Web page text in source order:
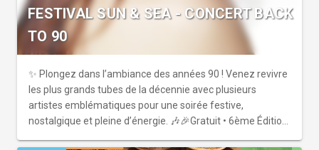
FESTIVAL SUN & SEA - CONCERT BACK
TO 90
✨ Plongez dans l’ambiance des années 90 ! Venez revivre
les plus grands tubes de la décennie avec plusieurs
artistes emblématiques pour une soirée festive,
nostalgique et pleine d’énergie. 🎶🎉Gratuit • 6ème Édition